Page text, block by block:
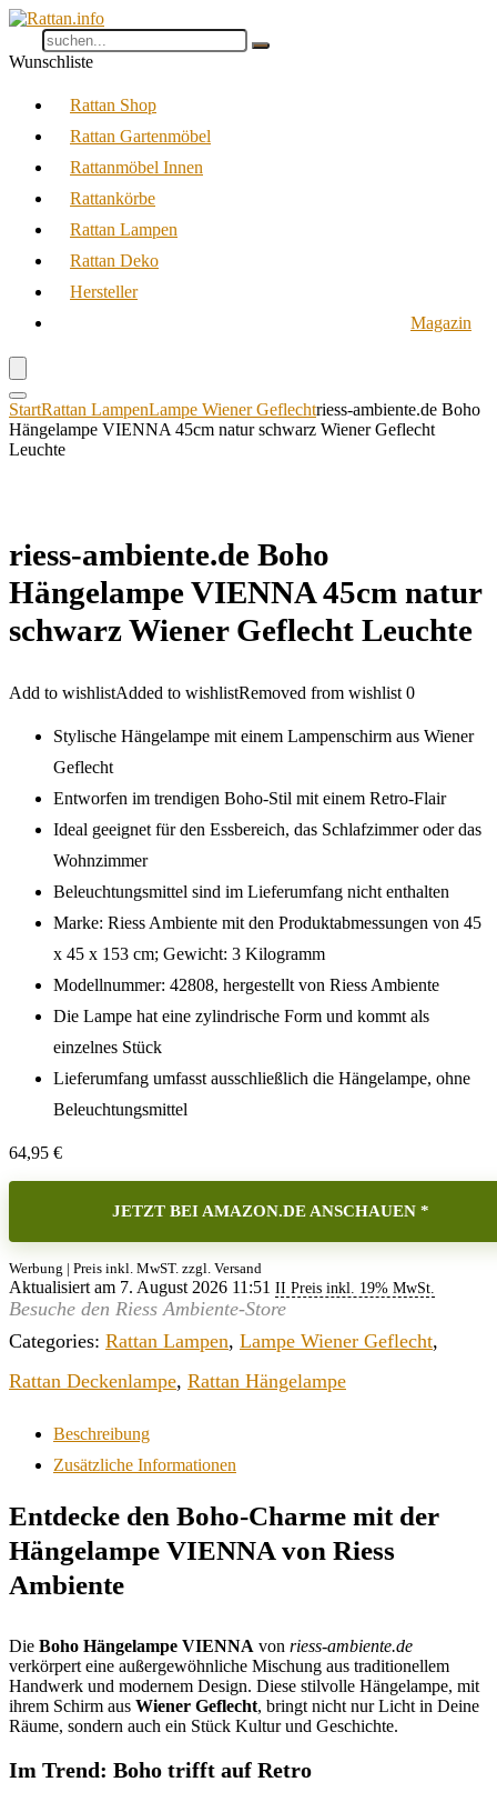
Wunschliste
Rattan Shop
Rattan Gartenmöbel
Rattanmöbel Innen
Rattankörbe
Rattan Lampen
Rattan Deko
Hersteller
Magazin
StartRattan LampenLampe Wiener Geflechtriess-ambiente.de Boho
Hängelampe VIENNA 45cm natur schwarz Wiener Geflecht
Leuchte
riess-ambiente.de Boho
Hängelampe VIENNA 45cm natur
schwarz Wiener Geflecht Leuchte
Add to wishlistAdded to wishlistRemoved from wishlist 0
Stylische Hängelampe mit einem Lampenschirm aus Wiener
Geflecht
Entworfen im trendigen Boho-Stil mit einem Retro-Flair
Ideal geeignet für den Essbereich, das Schlafzimmer oder das
Wohnzimmer
Beleuchtungsmittel sind im Lieferumfang nicht enthalten
Marke: Riess Ambiente mit den Produktabmessungen von 45
x 45 x 153 cm; Gewicht: 3 Kilogramm
Modellnummer: 42808, hergestellt von Riess Ambiente
Die Lampe hat eine zylindrische Form und kommt als
einzelnes Stück
Lieferumfang umfasst ausschließlich die Hängelampe, ohne
Beleuchtungsmittel
64,95 €
JETZT BEI AMAZON.DE ANSCHAUEN *
Werbung | Preis inkl. MwST. zzgl. Versand
Aktualisiert am 7. August 2026 11:51 II Preis inkl. 19% MwSt.
Besuche den Riess Ambiente-Store
Categories: Rattan Lampen, Lampe Wiener Geflecht,
Rattan Deckenlampe, Rattan Hängelampe
Beschreibung
Zusätzliche Informationen
Entdecke den Boho-Charme mit der
Hängelampe VIENNA von Riess
Ambiente
Die Boho Hängelampe VIENNA von riess-ambiente.de
verkörpert eine außergewöhnliche Mischung aus traditionellem
Handwerk und modernem Design. Diese stilvolle Hängelampe, mit
ihrem Schirm aus Wiener Geflecht, bringt nicht nur Licht in Deine
Räume, sondern auch ein Stück Kultur und Geschichte.
Im Trend: Boho trifft auf Retro